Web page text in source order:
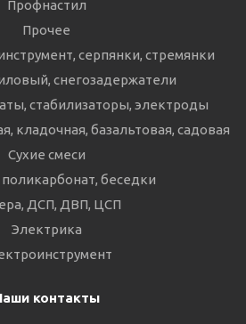
Профнастил
Прочее
серпянки, стремянки
снегозадержатели
стабилизаторы, электроды
кладочная, базальтовая, садовая
Сухие смеси
беседки
ДСП, ДВП, ЦСП
Электрика
контакты